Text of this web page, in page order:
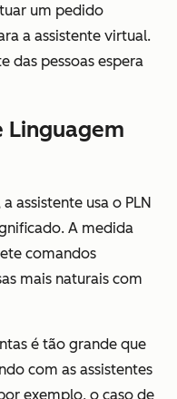
um pedido
a assistente virtual.
das pessoas espera
Linguagem
assistente usa o PLN
A medida
comandos
mais naturais com
é tão grande que
com as assistentes
exemplo, o caso de